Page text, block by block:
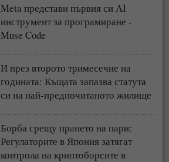
Meta представи първия си AI
инструмент за програмиране -
Muse Code
И през второто тримесечие на
годината: Къщата запазва статута
си на най-предпочитаното жилище
Борба срещу прането на пари:
Регулаторите в Япония затягат
контрола на криптоборсите в